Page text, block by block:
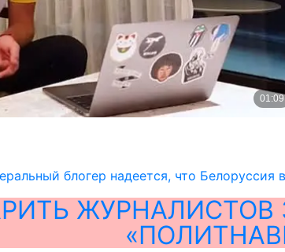
блогер надеется, что Белоруссия